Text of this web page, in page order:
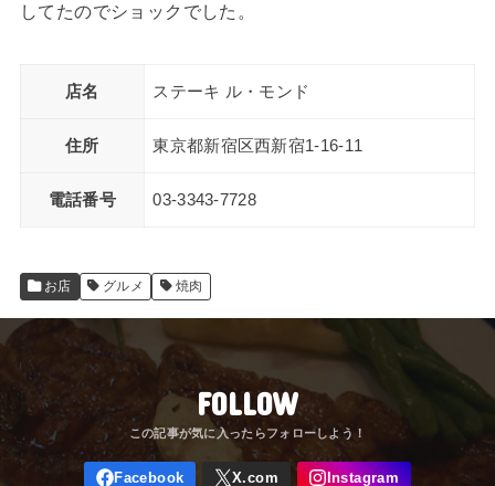
してたのでショックでした。
店名 ステーキ ル・モンド
住所 東京都新宿区西新宿1-16-11
電話番号 03-3343-7728
お店 グルメ 焼肉
FOLLOW